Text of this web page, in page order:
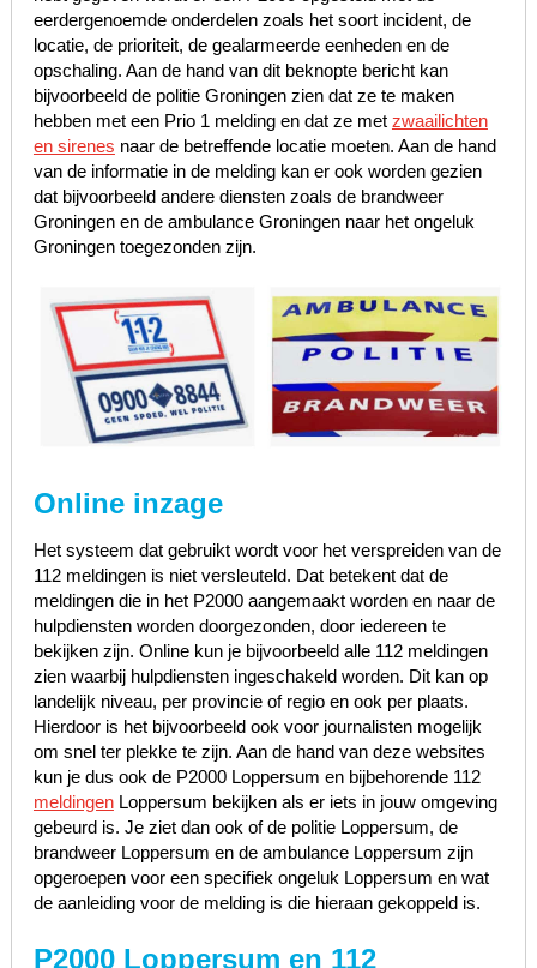
eerdergenoemde onderdelen zoals het soort incident, de
locatie, de prioriteit, de gealarmeerde eenheden en de
opschaling. Aan de hand van dit beknopte bericht kan
bijvoorbeeld de politie Groningen zien dat ze te maken
hebben met een Prio 1 melding en dat ze met zwaailichten
en sirenes naar de betreffende locatie moeten. Aan de hand
van de informatie in de melding kan er ook worden gezien
dat bijvoorbeeld andere diensten zoals de brandweer
Groningen en de ambulance Groningen naar het ongeluk
Groningen toegezonden zijn.
Online inzage
Het systeem dat gebruikt wordt voor het verspreiden van de
112 meldingen is niet versleuteld. Dat betekent dat de
meldingen die in het P2000 aangemaakt worden en naar de
hulpdiensten worden doorgezonden, door iedereen te
bekijken zijn. Online kun je bijvoorbeeld alle 112 meldingen
zien waarbij hulpdiensten ingeschakeld worden. Dit kan op
landelijk niveau, per provincie of regio en ook per plaats.
Hierdoor is het bijvoorbeeld ook voor journalisten mogelijk
om snel ter plekke te zijn. Aan de hand van deze websites
kun je dus ook de P2000 Loppersum en bijbehorende 112
meldingenLoppersum bekijken als er iets in jouw omgeving
gebeurd is. Je ziet dan ook of de politie Loppersum, de
brandweer Loppersum en de ambulance Loppersum zijn
opgeroepen voor een specifiek ongeluk Loppersum en wat
de aanleiding voor de melding is die hieraan gekoppeld is.
P2000 Loppersum en 112